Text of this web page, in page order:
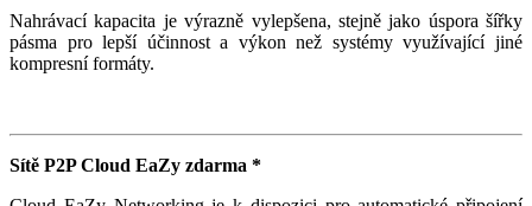
Nahrávací kapacita je výrazně vylepšena, stejně jako úspora šířky
pásma pro lepší účinnost a výkon než systémy využívající jiné
kompresní formáty.
Sítě P2P Cloud EaZy zdarma *